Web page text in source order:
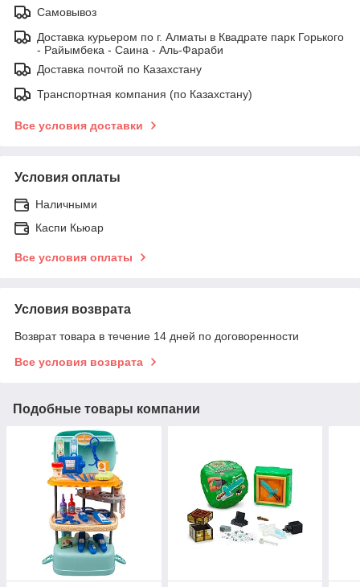
Самовывоз
Доставка курьером по г. Алматы в Квадрате парк Горького
- Райымбека - Саина - Аль-Фараби
Доставка почтой по Казахстану
Транспортная компания (по Казахстану)
Все условия доставки
Условия оплаты
Наличными
Каспи Кьюар
Все условия оплаты
Условия возврата
Возврат товара в течение 14 дней по договоренности
Все условия возврата
Подобные товары компании